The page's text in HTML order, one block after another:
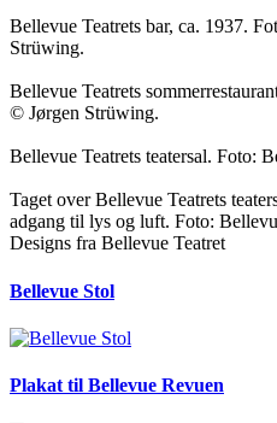
Bellevue Teatrets bar, ca. 1937.
Strüwing.
Bellevue Teatrets
© Jørgen Strüwing.
Bellevue Teatrets teatersal. Foto:
Taget over Bellevue Teatrets
adgang til lys og luft. Foto:
Designs fra Bellevue Teatret
Bellevue Stol
Plakat til Bellevue Revuen